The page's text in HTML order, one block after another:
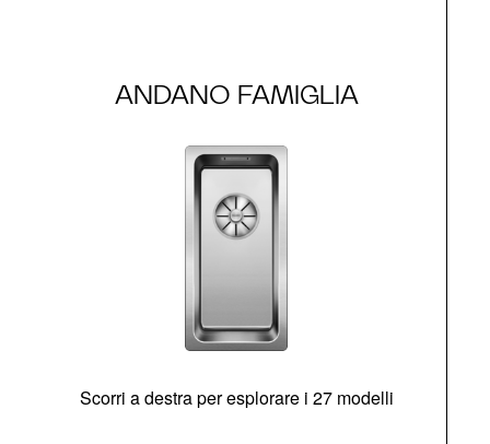
ANDANO FAMIGLIA
Scorri a destra per esplorare i 27 modelli